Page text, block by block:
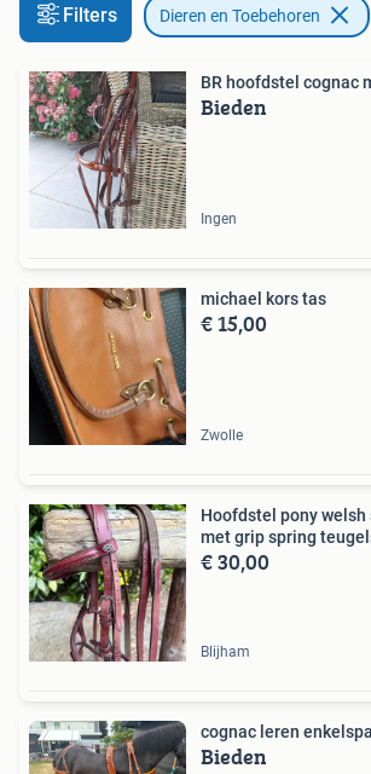
Filters Dieren en Toebehoren
BR hoofdstel cognac
Bieden
Ingen
michael kors tas
€ 15,00
Zwolle
Hoofdstel pony welsh
met grip spring
€ 30,00
Blijham
cognac leren
Bieden